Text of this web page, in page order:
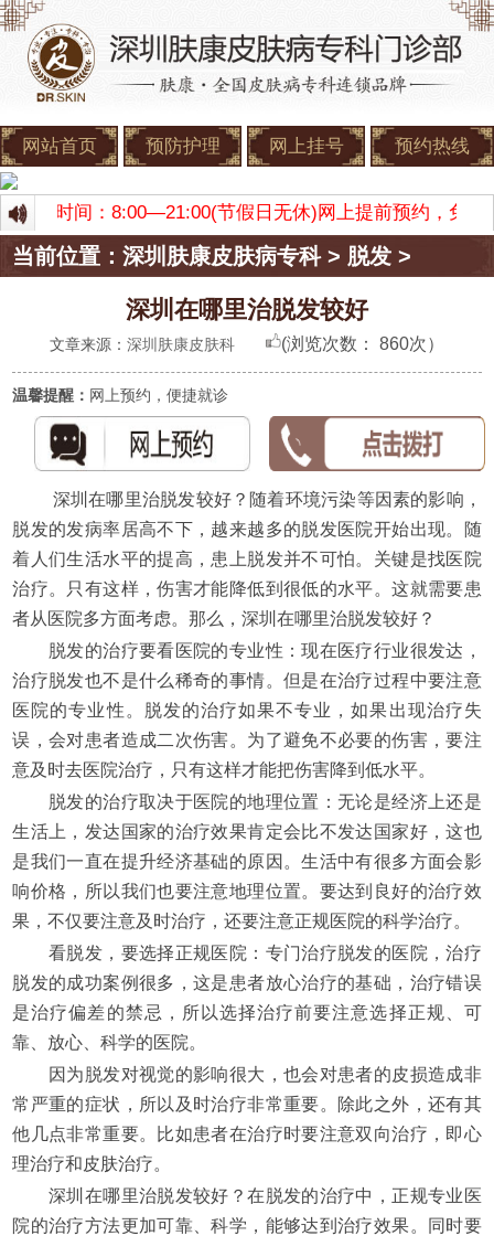
网站首页 预防护理 网上挂号 预约热线
门诊时间：8:00—21:00(节假日无休)网上提前预约，免排
当前位置：深圳肤康皮肤病专科> 脱发 >
深圳在哪里治脱发较好
文章来源： 深圳肤康皮肤科 (浏览次数： 860次）
温馨提醒： 网上预约，便捷就诊
深圳在哪里治脱发较好？随着环境污染等因素的影响，
脱发的发病率居高不下，越来越多的脱发医院开始出现。随
着人们生活水平的提高，患上脱发并不可怕。关键是找医院
治疗。只有这样，伤害才能降低到很低的水平。这就需要患
者从医院多方面考虑。那么，深圳在哪里治脱发较好？
脱发的治疗要看医院的专业性：现在医疗行业很发达，
治疗脱发也不是什么稀奇的事情。但是在治疗过程中要注意
医院的专业性。脱发的治疗如果不专业，如果出现治疗失
误，会对患者造成二次伤害。为了避免不必要的伤害，要注
意及时去医院治疗，只有这样才能把伤害降到低水平。
脱发的治疗取决于医院的地理位置：无论是经济上还是
生活上，发达国家的治疗效果肯定会比不发达国家好，这也
是我们一直在提升经济基础的原因。生活中有很多方面会影
响价格，所以我们也要注意地理位置。要达到良好的治疗效
果，不仅要注意及时治疗，还要注意正规医院的科学治疗。
看脱发，要选择正规医院：专门治疗脱发的医院，治疗
脱发的成功案例很多，这是患者放心治疗的基础，治疗错误
是治疗偏差的禁忌，所以选择治疗前要注意选择正规、可
靠、放心、科学的医院。
因为脱发对视觉的影响很大，也会对患者的皮损造成非
常严重的症状，所以及时治疗非常重要。除此之外，还有其
他几点非常重要。比如患者在治疗时要注意双向治疗，即心
理治疗和皮肤治疗。
深圳在哪里治脱发较好？在脱发的治疗中，正规专业医
院的治疗方法更加可靠、科学，能够达到治疗效果。同时要